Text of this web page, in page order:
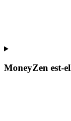
MoneyZen est-